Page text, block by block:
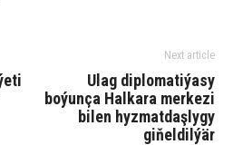
Next article
Ulag diplomatiýasy
boýunça Halkara merkezi
bilen hyzmatdaşlygy
giňeldilýär